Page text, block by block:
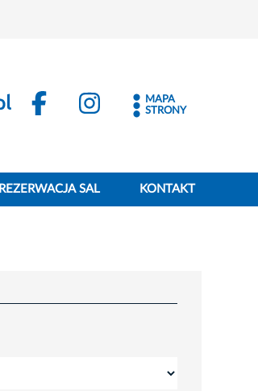
MAPA
STRONY
REZERWACJA SAL KONTAKT